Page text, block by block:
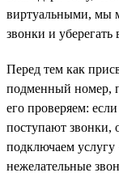
виртуальными, мы
звонки и
Перед тем как
подменный номер,
его проверяем:
поступают звонки,
подключаем услугу
нежелательные